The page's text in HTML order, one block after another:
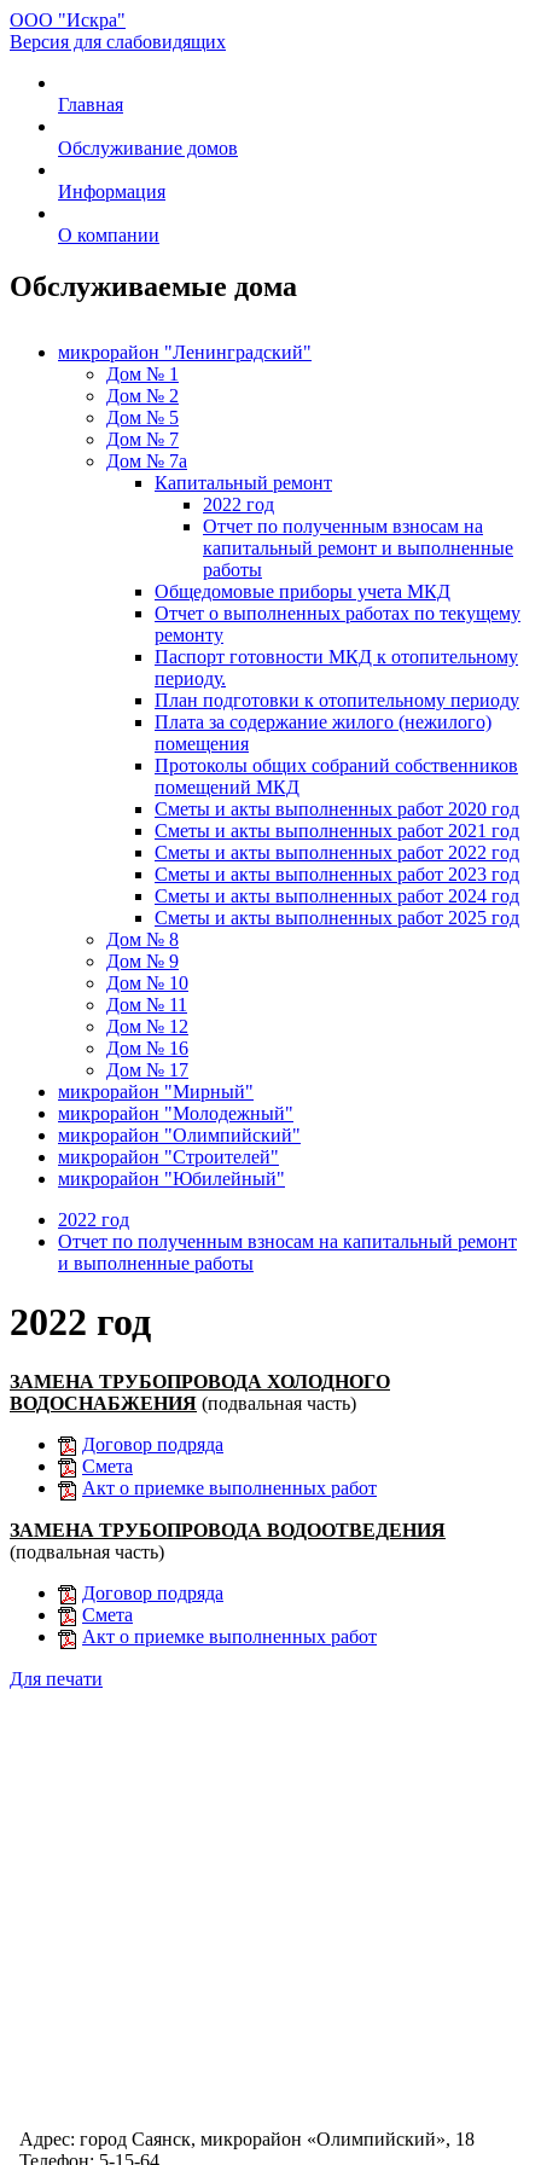
ООО "Искра"
Версия для слабовидящих
Главная
Обслуживание домов
Информация
О компании
Обслуживаемые дома
микрорайон "Ленинградский"
Дом № 1
Дом № 2
Дом № 5
Дом № 7
Дом № 7а
Капитальный ремонт
2022 год
Отчет по полученным взносам на
капитальный ремонт и выполненные
работы
Общедомовые приборы учета МКД
Отчет о выполненных работах по текущему
ремонту
Паспорт готовности МКД к отопительному
периоду.
План подготовки к отопительному периоду
Плата за содержание жилого (нежилого)
помещения
Протоколы общих собраний собственников
помещений МКД
Сметы и акты выполненных работ 2020 год
Сметы и акты выполненных работ 2021 год
Сметы и акты выполненных работ 2022 год
Сметы и акты выполненных работ 2023 год
Сметы и акты выполненных работ 2024 год
Сметы и акты выполненных работ 2025 год
Дом № 8
Дом № 9
Дом № 10
Дом № 11
Дом № 12
Дом № 16
Дом № 17
микрорайон "Мирный"
микрорайон "Молодежный"
микрорайон "Олимпийский"
микрорайон "Строителей"
микрорайон "Юбилейный"
2022 год
Отчет по полученным взносам на капитальный ремонт
и выполненные работы
2022 год
ЗАМЕНА ТРУБОПРОВОДА ХОЛОДНОГО
ВОДОСНАБЖЕНИЯ (подвальная часть)
Договор подряда
Смета
Акт о приемке выполненных работ
ЗАМЕНА ТРУБОПРОВОДА ВОДООТВЕДЕНИЯ
(подвальная часть)
Договор подряда
Смета
Акт о приемке выполненных работ
Для печати
Адрес: город Саянск, микрорайон «Олимпийский», 18
Телефон: 5-15-64